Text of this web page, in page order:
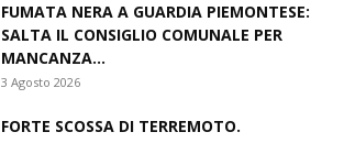
FUMATA NERA A GUARDIA PIEMONTESE:
SALTA IL CONSIGLIO COMUNALE PER
MANCANZA...
3 Agosto 2026
FORTE SCOSSA DI TERREMOTO.